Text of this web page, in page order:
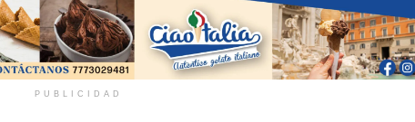
PUBLICIDAD